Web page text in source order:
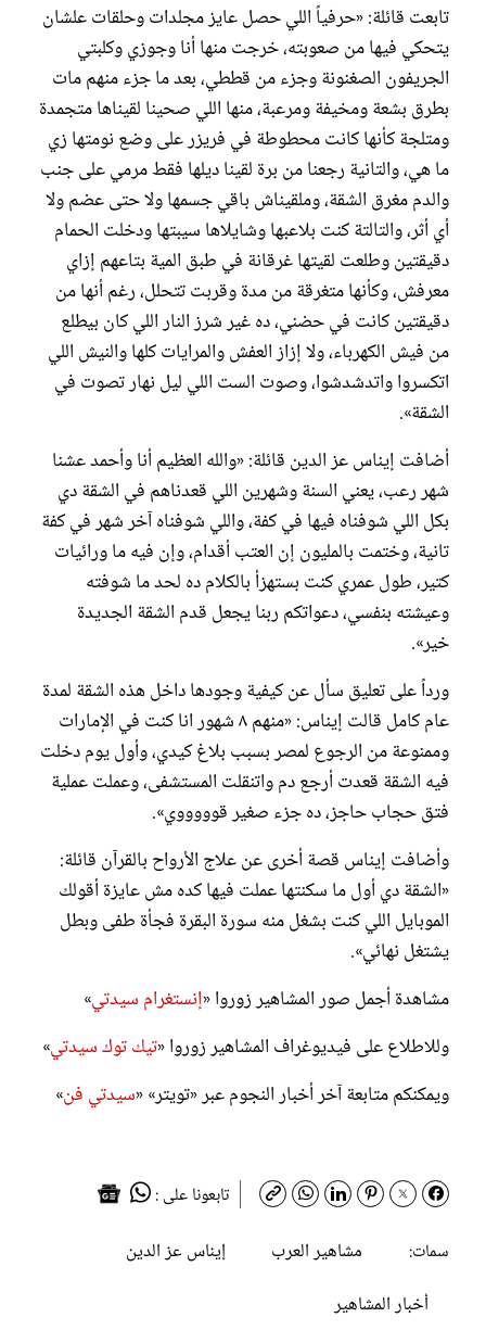
تابعت قائلة: «حرفياً اللي حصل عايز مجلدات وحلقات علشان
يتحكي فيها من صعوبته، خرجت منها أنا وجوزي وكلبتي
الجريفون الصغنونة وجزء من قططي، بعد ما جزء منهم مات
بطرق بشعة ومخيفة ومرعبة، منها اللي صحينا لقيناها متجمدة
ومتلجة كأنها كانت محطوطة في فريزر على وضع نومتها زي
ما هي، والتانية رجعنا من برة لقينا ديلها فقط مرمي على جنب
والدم مغرق الشقة، وملقيناش باقي جسمها ولا حتى عضم ولا
أي أثر، والتالتة كنت بلاعبها وشايلاها سيبتها ودخلت الحمام
دقيقتين وطلعت لقيتها غرقانة في طبق المية بتاعهم إزاي
معرفش، وكأنها متغرقة من مدة وقربت تتحلل، رغم أنها من
دقيقتين كانت في حضني، ده غير شرز النار اللي كان بيطلع
من فيش الكهرباء، ولا إزاز العفش والمرايات كلها والنيش اللي
اتكسروا واتدشدشوا، وصوت الست اللي ليل نهار تصوت في
الشقة».
أضافت إيناس عز الدين قائلة: «والله العظيم أنا وأحمد عشنا
شهر رعب، يعني السنة وشهرين اللي قعدناهم في الشقة دي
بكل اللي شوفناه فيها في كفة، واللي شوفناه آخر شهر في كفة
تانية، وختمت بالمليون إن العتب أقدام، وإن فيه ما ورائيات
كتير، طول عمري كنت بستهزأ بالكلام ده لحد ما شوفته
وعيشته بنفسي، دعواتكم ربنا يجعل قدم الشقة الجديدة
خير».
ورداً على تعليق سأل عن كيفية وجودها داخل هذه الشقة لمدة
عام كامل قالت إيناس: «منهم ٨ شهور انا كنت في الإمارات
وممنوعة من الرجوع لمصر بسبب بلاغ كيدي، وأول يوم دخلت
فيه الشقة قعدت أرجع دم واتنقلت المستشفى، وعملت عملية
فتق حجاب حاجز، ده جزء صغير قوووووي».
وأضافت إيناس قصة أخرى عن علاج الأرواح بالقرآن قائلة:
«الشقة دي أول ما سكنتها عملت فيها كده مش عايزة أقولك
الموبايل اللي كنت بشغل منه سورة البقرة فجأة طفى وبطل
يشتغل نهائي».
مشاهدة أجمل صور المشاهير زوروا «إنستغرام سيدتي»
وللاطلاع على فيديوغراف المشاهير زوروا «تيك توك سيدتي»
ويمكنكم متابعة آخر أخبار النجوم عبر «تويتر» «سيدتي فن»
تابعونا على :
سمات:
مشاهير العرب
إيناس عز الدين
أخبار المشاهير